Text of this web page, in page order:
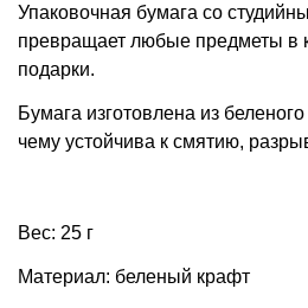
Упаковочная бумага со
превращает любые предметы в
подарки.
Бумага изготовлена из
чему устойчива к смятию,
Вес: 25 г
Материал: беленый крафт